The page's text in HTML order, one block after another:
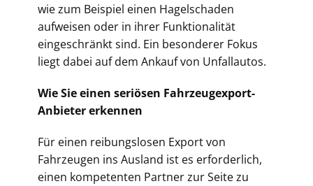
wie zum Beispiel einen Hagelschaden
aufweisen oder in ihrer Funktionalität
eingeschränkt sind. Ein besonderer Fokus
liegt dabei auf dem Ankauf von Unfallautos.
Wie Sie einen seriösen Fahrzeugexport-
Anbieter erkennen
Für einen reibungslosen Export von
Fahrzeugen ins Ausland ist es erforderlich,
einen kompetenten Partner zur Seite zu